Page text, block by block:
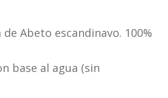
mesa-suomi-patas-
Abeto escandinavo. 100%
base al agua (sin